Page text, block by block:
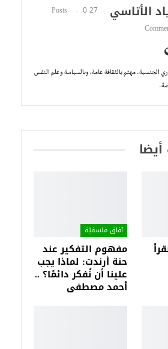
الأتاسي 27 Posts
0
الجنسية. مهتم بالثقافة عامة، وبالسياسة وعلم النفس
آفاق فلسفيّة‎
مفهوم التفكير عند
حنة أرندت: لماذا يجب
علينا أن نُفكر دائمًا؟ ..
أحمد مصطفى